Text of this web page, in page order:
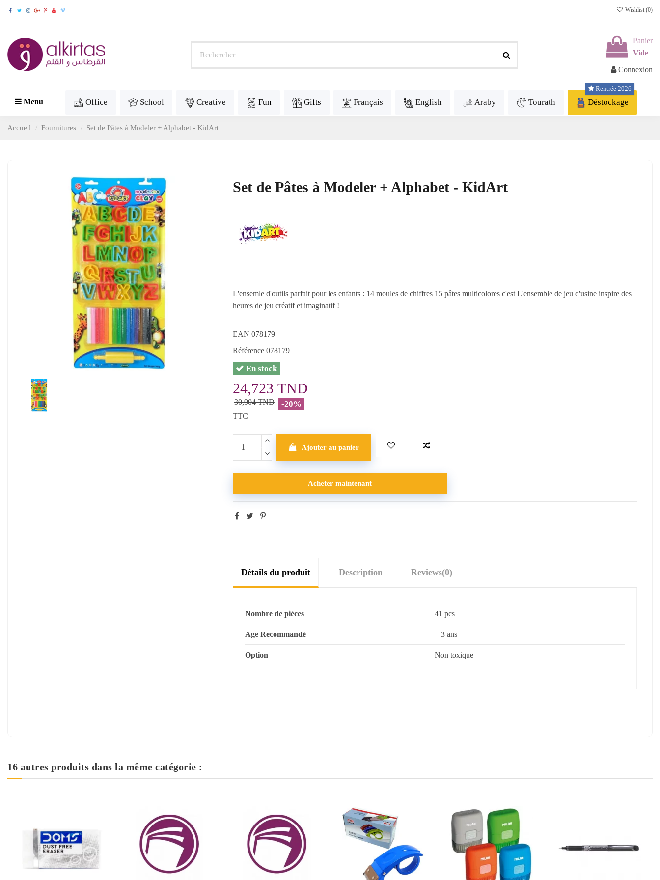
Wishlist (0)
Panier
Vide
Connexion
Menu Office School Creative Fun Gifts Français English Araby Tourath Déstockage
Rentrée 2026
Accueil Fournitures Set de Pâtes à Modeler + Alphabet - KidArt
Set de Pâtes à Modeler + Alphabet - KidArt
L'ensemle d'outils parfait pour les enfants : 14 moules de chiffres 15 pâtes multicolores c'est L'ensemble de jeu d'usine inspire des
heures de jeu créatif et imaginatif !
EAN 078179
Référence 078179
En stock
24,723 TND
30,904 TND -20%
TTC
Ajouter au panier
Acheter maintenant
Détails du produit Description Reviews(0)
Nombre de pièces 41 pcs
Age Recommandé + 3 ans
Option Non toxique
16 autres produits dans la même catégorie :